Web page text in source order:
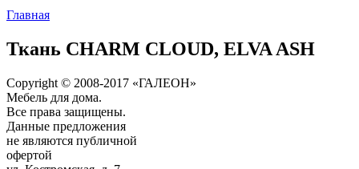
Главная
Ткань CHARM CLOUD, ELVA ASH
Copyright © 2008-2017 «ГАЛЕОН»
Мебель для дома.
Все права защищены.
Данные предложения
не являются публичной
офертой